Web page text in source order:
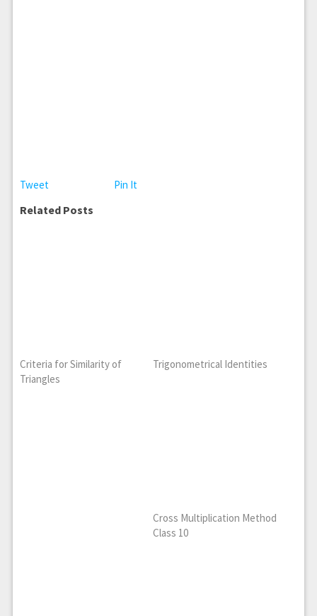
Tweet Pin It
Related Posts
Criteria for Similarity of
Triangles
Trigonometrical Identities
Cross Multiplication Method
Class 10